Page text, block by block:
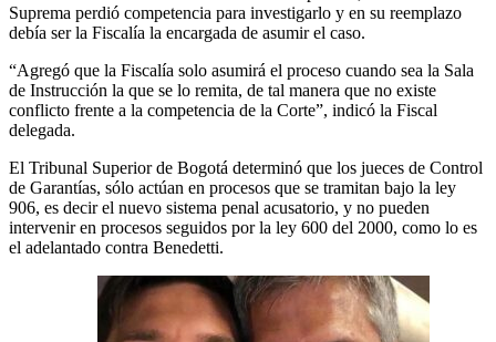
Suprema perdió competencia para investigarlo y en su reemplazo
debía ser la Fiscalía la encargada de asumir el caso.
“Agregó que la Fiscalía solo asumirá el proceso cuando sea la Sala
de Instrucción la que se lo remita, de tal manera que no existe
conflicto frente a la competencia de la Corte”, indicó la Fiscal
delegada.
El Tribunal Superior de Bogotá determinó que los jueces de Control
de Garantías, sólo actúan en procesos que se tramitan bajo la ley
906, es decir el nuevo sistema penal acusatorio, y no pueden
intervenir en procesos seguidos por la ley 600 del 2000, como lo es
el adelantado contra Benedetti.